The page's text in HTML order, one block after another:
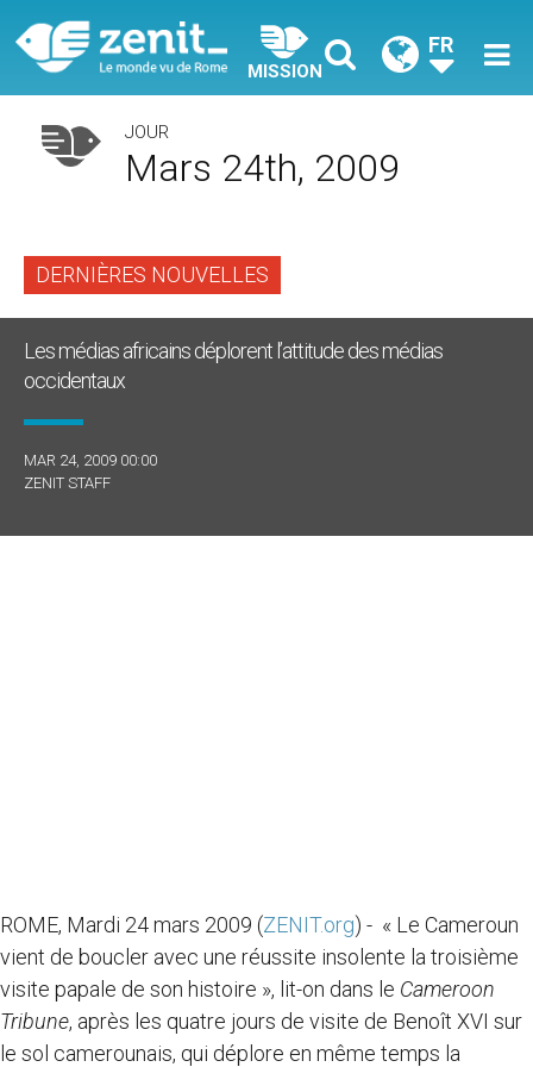
MISSION
FR
JOUR
Mars 24th, 2009
DERNIÈRES NOUVELLES
Les médias africains déplorent l’attitude des médias
occidentaux
MAR 24, 2009 00:00
ZENIT STAFF
ROME, Mardi 24 mars 2009 (ZENIT.org) - « Le Cameroun
vient de boucler avec une réussite insolente la troisième
visite papale de son histoire », lit-on dans le Cameroon
Tribune, après les quatre jours de visite de Benoît XVI sur
le sol camerounais, qui déplore en même temps la